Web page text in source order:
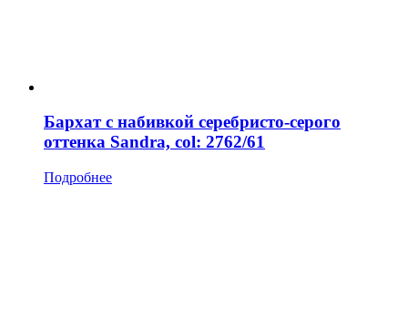
Бархат с набивкой серебристо-серого
оттенка Sandra, col: 2762/61
Подробнее